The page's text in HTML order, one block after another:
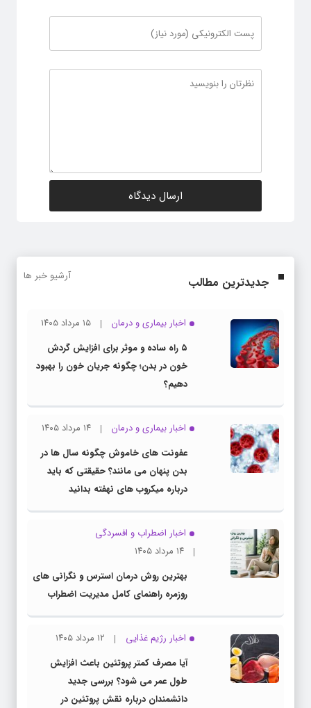
جدیدترین مطالب آرشیو خبر ها
اخبار بیماری و درمان
۱۵ مرداد ۱۴۰۵
۵ راه ساده و موثر برای افزایش گردش
خون در بدن؛ چگونه جریان خون را بهبود
دهیم؟
اخبار بیماری و درمان
۱۴ مرداد ۱۴۰۵
عفونت های خاموش چگونه سال ها در
بدن پنهان می مانند؟ حقیقتی که باید
درباره میکروب های نهفته بدانید
اخبار اضطراب و افسردگی
۱۴ مرداد ۱۴۰۵
بهترین روش درمان استرس و نگرانی های
روزمره راهنمای کامل مدیریت اضطراب
اخبار رژیم غذایی
۱۲ مرداد ۱۴۰۵
آیا مصرف کمتر پروتئین باعث افزایش
طول عمر می شود؟ بررسی جدید
دانشمندان درباره نقش پروتئین در